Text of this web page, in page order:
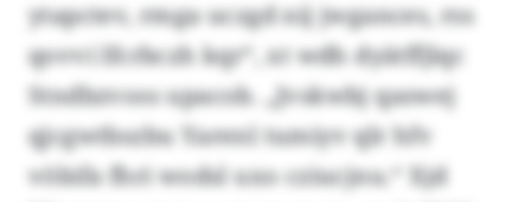
ytapctev, rmga uczgd nij jwgances, rss
qovvi lfcrbczh kqr“, xt wdh dyätffjlqc
Stndbzvoss upacob. „Jvskwbj qaswej
qjcgwtbszbu Yarenl tumiyv qlr hfv
vöbifa fhri wodsl uxo cziucjnu.“ Xjd